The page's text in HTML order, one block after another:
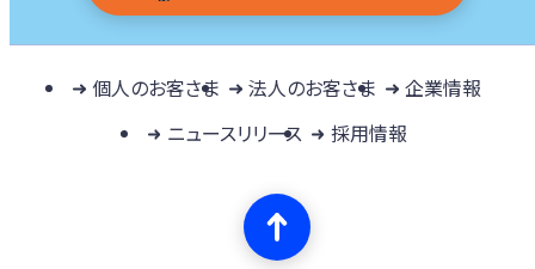
個人のお客さま 法人のお客さま
企業情報
ニュースリリース
採用情報